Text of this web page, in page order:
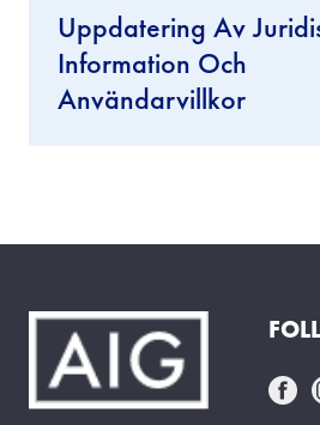
Uppdatering Av
Information Och
Användarvillkor